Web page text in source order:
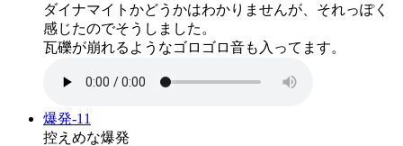
ダイナマイトかどうかはわかりませんが、それっぽく
感じたのでそうしました。
瓦礫が崩れるようなゴロゴロ音も入ってます。
爆発-11
控えめな爆発